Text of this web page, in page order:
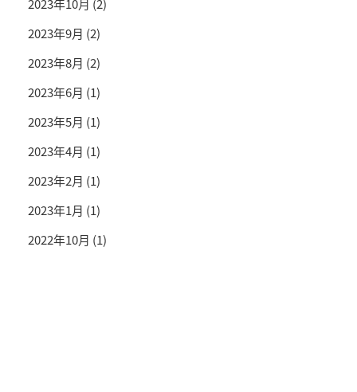
2023年10月 (2)
2023年9月 (2)
2023年8月 (2)
2023年6月 (1)
2023年5月 (1)
2023年4月 (1)
2023年2月 (1)
2023年1月 (1)
2022年10月 (1)